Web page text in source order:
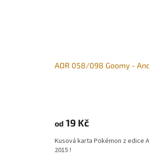
AOR 058/098 Goomy -
od 19 Kč
Kusová karta Pokémon z edice
2015 !